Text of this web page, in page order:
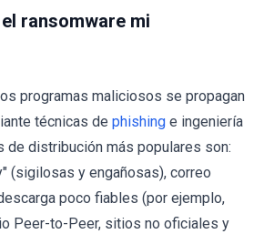
ransomware mi
programas maliciosos se propagan
técnicas de phishing e ingeniería
de distribución más populares son:
(sigilosas y engañosas), correo
poco fiables (por ejemplo,
Peer-to-Peer, sitios no oficiales y